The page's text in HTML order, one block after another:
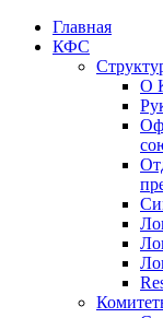
Главная
КФС
О